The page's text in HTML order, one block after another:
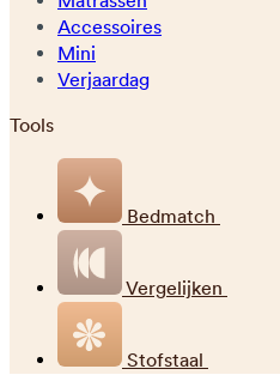
Accessoires
Mini
Verjaardag
Tools
Bedmatch
Vergelijken
Stofstaal